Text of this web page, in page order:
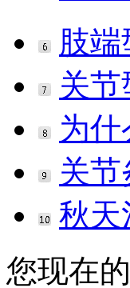
肢
关
为
关
秋天
您现在